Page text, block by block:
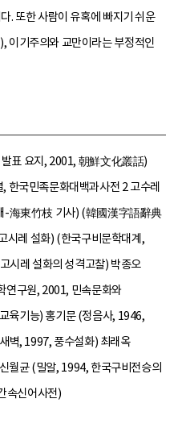
. 또한 사람이 유혹에 빠지기 쉬운
기주의와 교만이라는 부정적인
표 요지, 2001, 朝鮮文化叢話)
국민족문화대백과사전 2 고수레
-海東竹枝 기사) (韓國漢字語辭典
시레 설화) (한국구비문학대계,
시레 설화의 성격고찰) 박종오
연구원, 2001, 민속문화와
육기능) 홍기문 (정음사, 1946,
벽, 1997, 풍수설화) 최래옥
월균 (밀알, 1994, 한국구비전승의
속신어사전)